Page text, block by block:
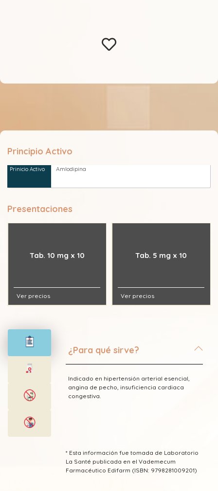
Principio Activo
Amlodipina
Presentaciones
Tab. 10 mg x 10
Ver precios
Tab. 5 mg x 10
Ver precios
¿Para qué sirve?
Indicado en hipertensión arterial esencial,
angina de pecho, insuficiencia cardiaca
congestiva.
* Esta información fue tomada de Laboratorio
La Santé publicada en el Vademecum
Farmacéutico Edifarm (ISBN: 9798281009201)